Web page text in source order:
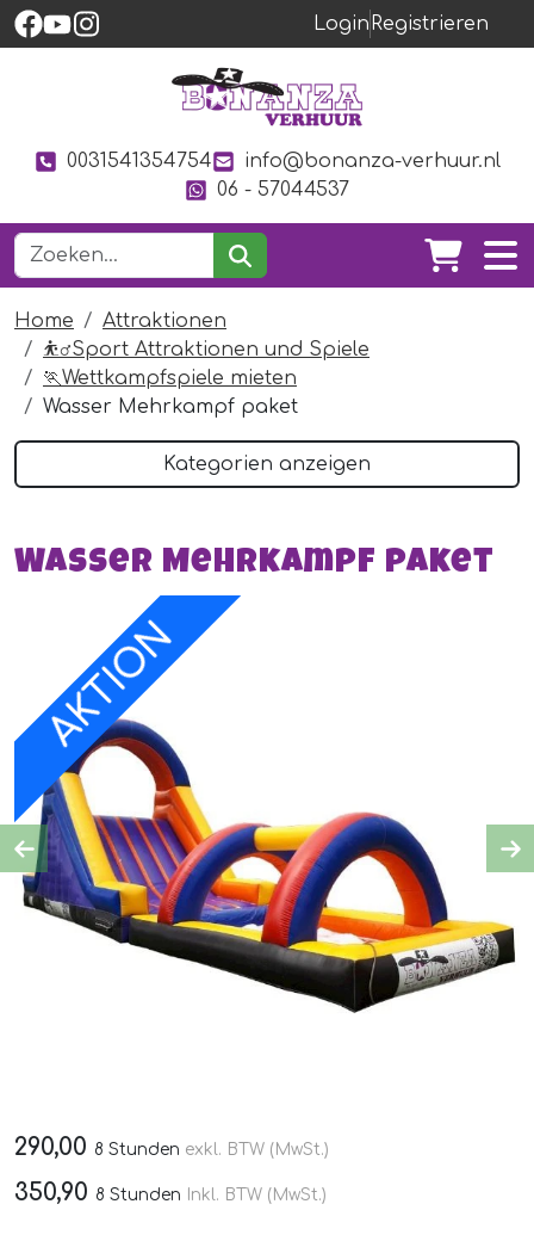
Login Registrieren
0031541354754
info@bonanza-verhuur.nl
06 - 57044537
Home
Attraktionen
⛹️‍♂️Sport Attraktionen und Spiele
🏃Wettkampfspiele mieten
Wasser Mehrkampf paket
Kategorien anzeigen
Wasser Mehrkampf paket
290,00 8 Stunden exkl. BTW (MwSt.)
350,90 8 Stunden Inkl. BTW (MwSt.)
AKTION
Previous